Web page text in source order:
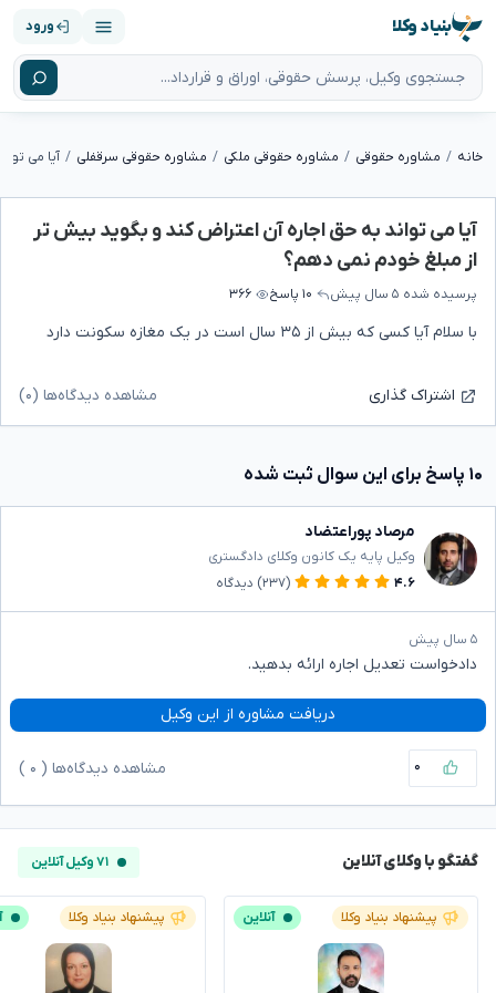
بنیاد وکلا ورود
خانه مشاوره حقوقی مشاوره حقوقی ملکی مشاوره حقوقی سرقفلی
آیا می تواند به حق اجاره آن اعتراض کند و بگوید بیش تر
از مبلغ خودم نمی دهم؟
پرسیده شده ۵ سال پیش ۱۰ پاسخ ۳۶۶
با سلام آیا کسی که بیش از ۳۵ سال است در یک مغازه سکونت دارد
اشتراک گذاری مشاهده دیدگاه‌ها (۰)
۱۰ پاسخ برای این سوال ثبت شده
مرصاد پوراعتضاد
وکیل پایه یک کانون وکلای دادگستری
۴.۶
(۲۳۷) دیدگاه
۵ سال پیش
دادخواست تعدیل اجاره ارائه بدهید.
دریافت مشاوره از این وکیل
۰ مشاهده دیدگاه‌ها ( ۰
گفتگو با وکلای آنلاین ۷۱ وکیل آنلاین
پیشنهاد بنیاد وکلا آنلاین پیشنهاد بنیاد وکلا